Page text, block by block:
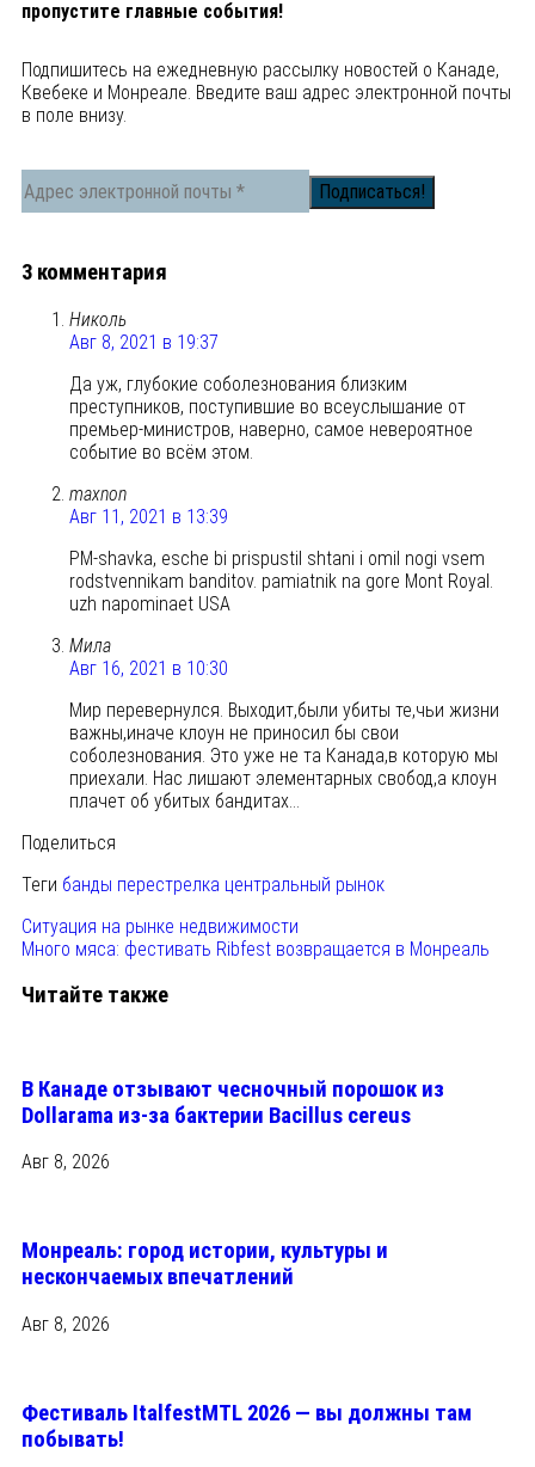
пропустите главные события!
Подпишитесь на ежедневную рассылку новостей о Канаде,
Квебеке и Монреале. Введите ваш адрес электронной почты
в поле внизу.
3 комментария
Николь
Авг 8, 2021 в 19:37
Да уж, глубокие соболезнования близким
преступников, поступившие во всеуслышание от
премьер-министров, наверно, самое невероятное
событие во всём этом.
maxnon
Авг 11, 2021 в 13:39
PM-shavka, esche bi prispustil shtani i omil nogi vsem
rodstvennikam banditov. pamiatnik na gore Mont Royal.
uzh napominaet USA
Мила
Авг 16, 2021 в 10:30
Мир перевернулся. Выходит,были убиты те,чьи жизни
важны,иначе клоун не приносил бы свои
соболезнования. Это уже не та Канада,в которую мы
приехали. Нас лишают элементарных свобод,а клоун
плачет об убитых бандитах…
Поделиться
Теги банды перестрелка центральный рынок
Ситуация на рынке недвижимости
Много мяса: фестивать Ribfest возвращается в Монреаль
Читайте также
В Канаде отзывают чесночный порошок из
Dollarama из-за бактерии Bacillus cereus
Авг 8, 2026
Монреаль: город истории, культуры и
нескончаемых впечатлений
Авг 8, 2026
Фестиваль ItalfestMTL 2026 — вы должны там
побывать!